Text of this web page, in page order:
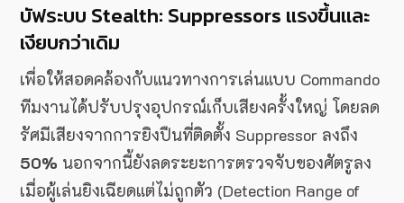
บัฟระบบ Stealth: Suppressors แรงขึ้นและ
เงียบกว่าเดิม
เพื่อให้สอดคล้องกับแนวทางการเล่นแบบ Commando
ทีมงานได้ปรับปรุงอุปกรณ์เก็บเสียงครั้งใหญ่ โดยลด
รัศมีเสียงจากการยิงปืนที่ติดตั้ง Suppressor ลงถึง
50% นอกจากนี้ยังลดระยะการตรวจจับของศัตรูลง
เมื่อผู้เล่นยิงเฉียดแต่ไม่ถูกตัว (Detection Range of